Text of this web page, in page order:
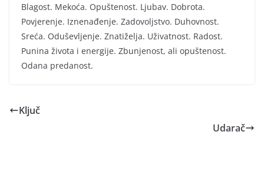
Blagost. Mekoća. Opuštenost. Ljubav. Dobrota.
Povjerenje. Iznenađenje. Zadovoljstvo. Duhovnost.
Sreća. Oduševljenje. Znatiželja. Uživatnost. Radost.
Punina života i energije. Zbunjenost, ali opuštenost.
Odana predanost.
Ključ
Udarač